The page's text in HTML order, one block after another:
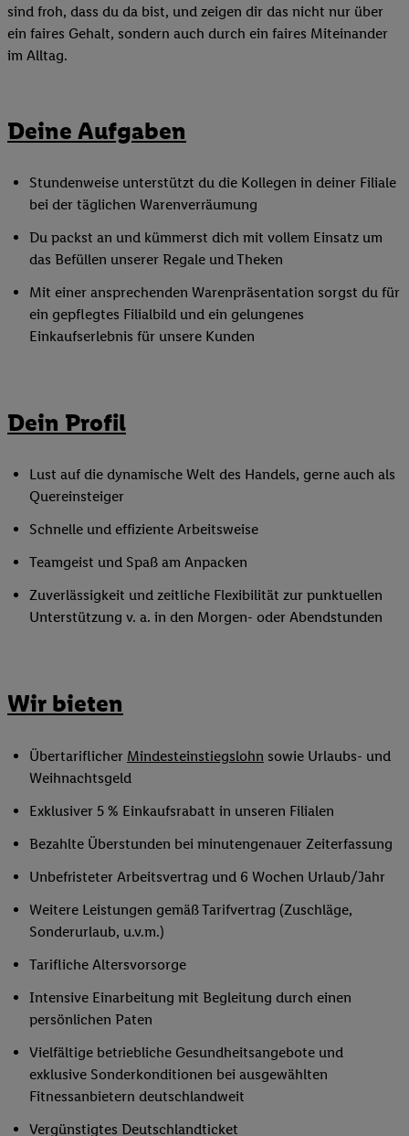
sind froh, dass du da bist, und zeigen dir das nicht nur über
ein faires Gehalt, sondern auch durch ein faires Miteinander
im Alltag.
Deine Aufgaben
Stundenweise unterstützt du die Kollegen in deiner Filiale
bei der täglichen Warenverräumung
Du packst an und kümmerst dich mit vollem Einsatz um
das Befüllen unserer Regale und Theken
Mit einer ansprechenden Warenpräsentation sorgst du für
ein gepflegtes Filialbild und ein gelungenes
Einkaufserlebnis für unsere Kunden
Dein Profil
Lust auf die dynamische Welt des Handels, gerne auch als
Quereinsteiger
Schnelle und effiziente Arbeitsweise
Teamgeist und Spaß am Anpacken
Zuverlässigkeit und zeitliche Flexibilität zur punktuellen
Unterstützung v. a. in den Morgen- oder Abendstunden
Wir bieten
Übertariflicher Mindesteinstiegslohn sowie Urlaubs- und
Weihnachtsgeld
Exklusiver 5 % Einkaufsrabatt in unseren Filialen
Bezahlte Überstunden bei minutengenauer Zeiterfassung
Unbefristeter Arbeitsvertrag und 6 Wochen Urlaub/Jahr
Weitere Leistungen gemäß Tarifvertrag (Zuschläge,
Sonderurlaub, u.v.m.)
Tarifliche Altersvorsorge
Intensive Einarbeitung mit Begleitung durch einen
persönlichen Paten
Vielfältige betriebliche Gesundheitsangebote und
exklusive Sonderkonditionen bei ausgewählten
Fitnessanbietern deutschlandweit
Vergünstigtes Deutschlandticket